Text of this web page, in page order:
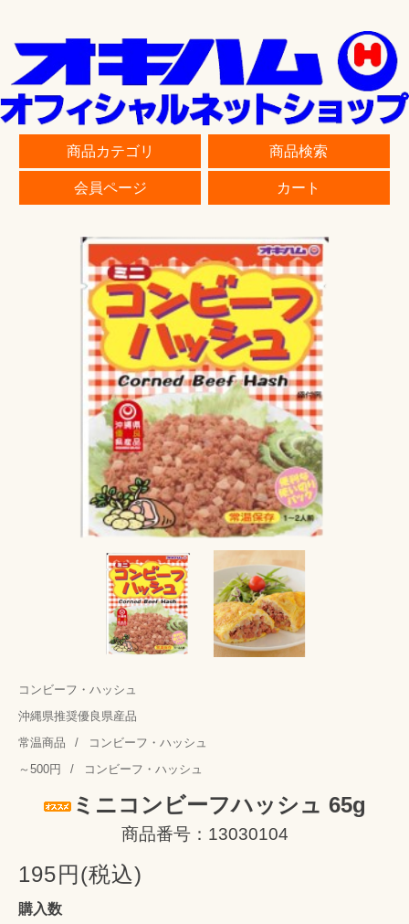
商品カテゴリ 商品検索
会員ページ カート
コンビーフ・ハッシュ
沖縄県推奨優良県産品
常温商品
/
コンビーフ・ハッシュ
～500円
/ コンビーフ・ハッシュ
ミニコンビーフハッシュ 65g
商品番号：13030104
195円(税込)
購入数